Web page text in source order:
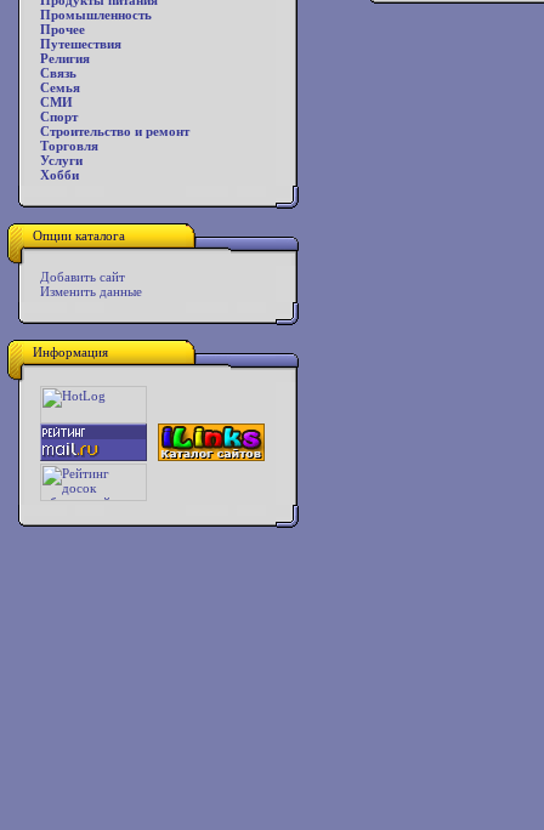
Промышленность
Прочее
Путешествия
Религия
Связь
Семья
СМИ
Спорт
Строительство и ремонт
Торговля
Услуги
Хобби
Опции каталога
Добавить сайт
Изменить данные
Информация